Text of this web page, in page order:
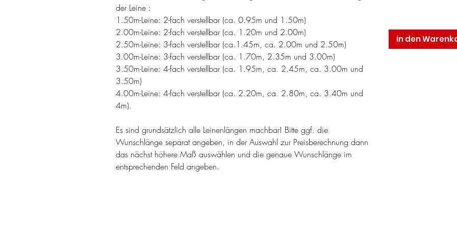
der Leine :
1.50m-Leine: 2-fach verstellbar (ca. 0.95m und 1.50m)
2.00m-Leine: 2-fach verstellbar (ca. 1.20m und 2.00m)
2.50m-Leine: 3-fach verstellbar (ca.1.45m, ca. 2.00m und 2.50m)
3.00m-Leine: 3-fach verstellbar (ca. 1.70m, 2.35m und 3.00m)
3.50m-Leine: 4-fach verstellbar (ca. 1.95m, ca. 2.45m, ca. 3.00m und
3.50m)
4.00m-Leine: 4-fach verstellbar (ca. 2.20m, ca. 2.80m, ca. 3.40m und
4m).
Es sind grundsätzlich alle Leinenlängen machbar! Bitte ggf. die
Wunschlänge separat angeben, in der Auswahl zur Preisberechnung dann
das nächst höhere Maß auswählen und die genaue Wunschlänge im
entsprechenden Feld angeben.
in den